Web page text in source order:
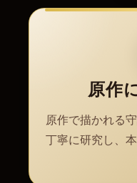
原作
原作で描かれる
丁寧に研究し、